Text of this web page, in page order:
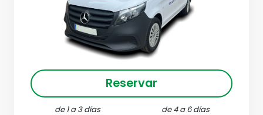
Reservar
de 1 a 3 días de 4 a 6 días